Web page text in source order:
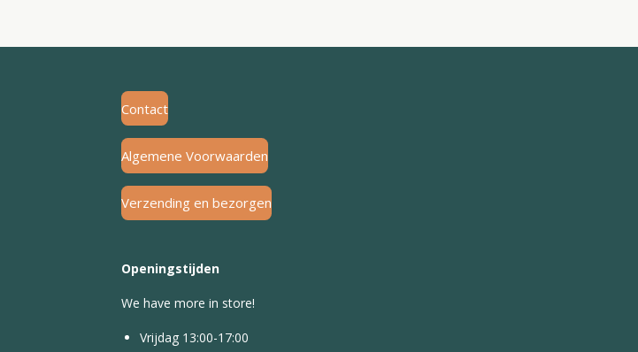
Contact
Algemene Voorwaarden
Verzending en bezorgen
Openingstijden
We have more in store!
Vrijdag 13:00-17:00